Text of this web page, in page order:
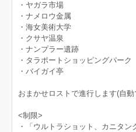
・ヤガラ市場
・ナメロウ金属
・海女美術大学
・クサヤ温泉
・ナンプラー遺跡
・タラポートショッピングパーク
・バイガイ亭
おまかせロストで進行します(自
<制限>
・「ウルトラショット、カニタ